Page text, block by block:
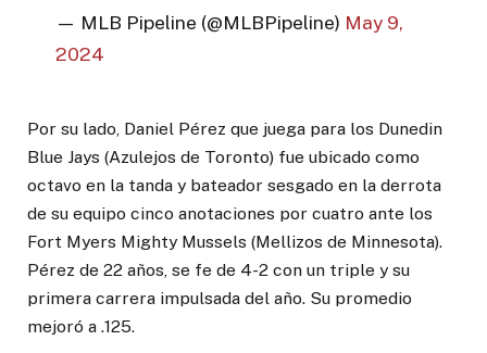
— MLB Pipeline (@MLBPipeline) May 9,
2024
Por su lado, Daniel Pérez que juega para los Dunedin
Blue Jays (Azulejos de Toronto) fue ubicado como
octavo en la tanda y bateador sesgado en la derrota
de su equipo cinco anotaciones por cuatro ante los
Fort Myers Mighty Mussels (Mellizos de Minnesota).
Pérez de 22 años, se fe de 4-2 con un triple y su
primera carrera impulsada del año. Su promedio
mejoró a .125.